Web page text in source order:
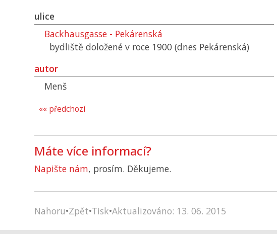
ulice
Backhausgasse - Pekárenská
bydliště doložené v roce 1900 (dnes Pekárenská)
autor
Menš
«« předchozí
Máte více informací?
Napište nám, prosím. Děkujeme.
Nahoru•Zpět•Tisk•Aktualizováno: 13. 06. 2015